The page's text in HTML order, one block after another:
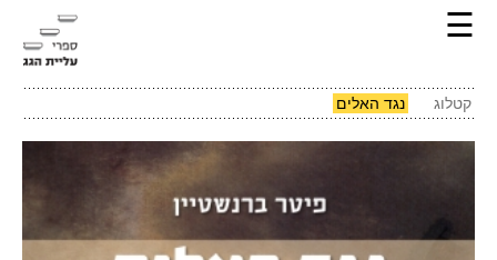
☰
קטלוג נגד האלים